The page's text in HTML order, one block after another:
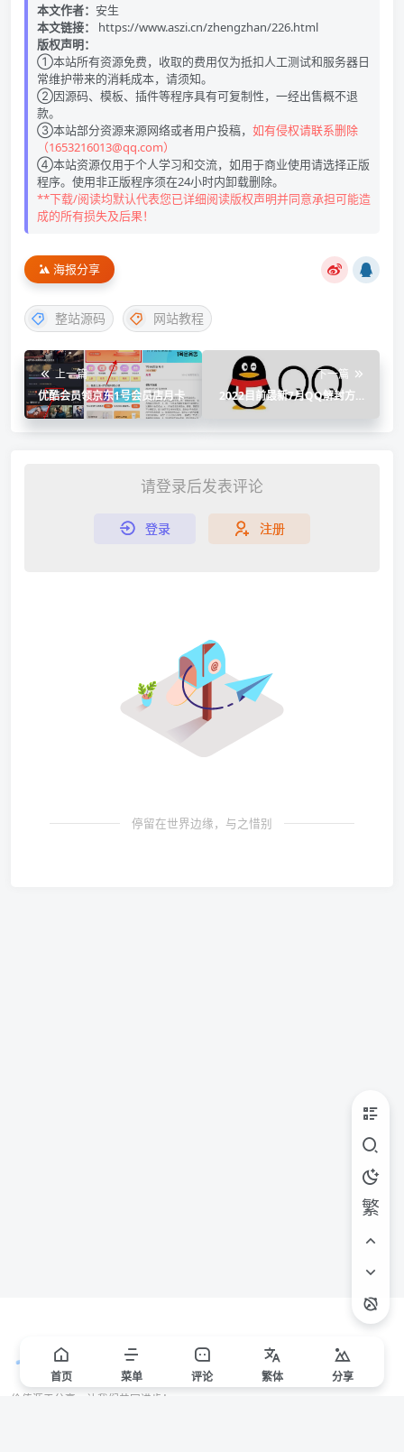
本文作者： 安生
本文链接：
https://www.aszi.cn/zhengzhan/226.html
版权声明：
①本站所有资源免费，收取的费用仅为抵扣人工测试和服务器日
常维护带来的消耗成本，请须知。
②因源码、模板、插件等程序具有可复制性，一经出售概不退
款。
③本站部分资源来源网络或者用户投稿， 如有侵权请联系删除
（1653216013@qq.com）
④本站资源仅用于个人学习和交流，如用于商业使用请选择正版
程序。使用非正版程序须在24小时内卸载删除。
**下载/阅读均默认代表您已详细阅读版权声明并同意承担可能造
成的所有损失及后果！
海报分享
整站源码 网站教程
上一篇
优酷会员领京东1号会员店月卡
下一篇
2022目前最新7月QQ解封方法
请登录后发表评论
登录 注册
停留在世界边缘，与之惜别
繁
首页 菜单 评论 繁体 分享
价值源于分享，让我们共同进步！